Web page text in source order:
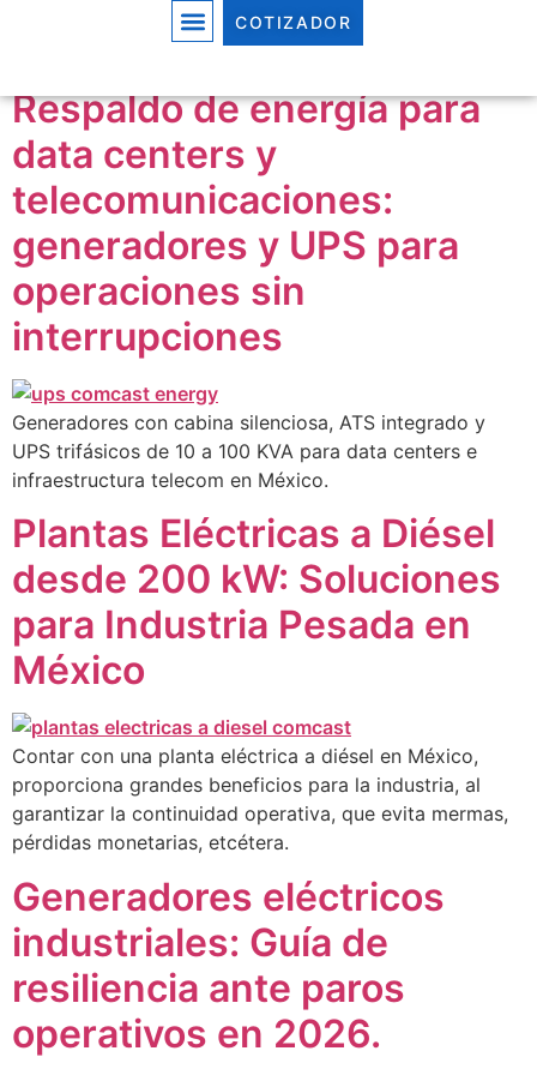
COTIZADOR
Autor:Maria Elena
Respaldo de energía para
data centers y
telecomunicaciones:
generadores y UPS para
operaciones sin
interrupciones
Generadores con cabina silenciosa, ATS integrado y
UPS trifásicos de 10 a 100 KVA para data centers e
infraestructura telecom en México.
Plantas Eléctricas a Diésel
desde 200 kW: Soluciones
para Industria Pesada en
México
Contar con una planta eléctrica a diésel en México,
proporciona grandes beneficios para la industria, al
garantizar la continuidad operativa, que evita mermas,
pérdidas monetarias, etcétera.
Generadores eléctricos
industriales: Guía de
resiliencia ante paros
operativos en 2026.